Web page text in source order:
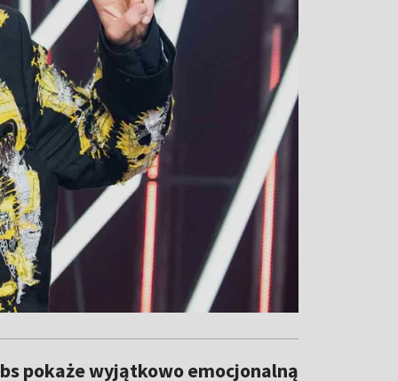
pokaże wyjątkowo emocjonalną